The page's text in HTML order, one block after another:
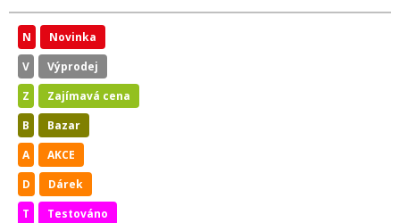
N
Novinka
V
Výprodej
Z
Zajímavá cena
B
Bazar
A
AKCE
D
Dárek
T
Testováno